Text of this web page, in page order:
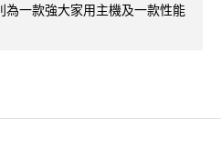
一款強大家用主機及一款性能